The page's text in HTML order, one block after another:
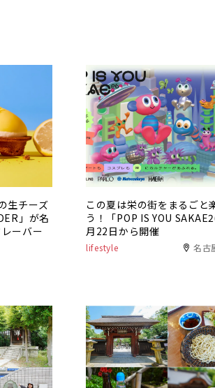
生チーズ
」が名
ーバー
この夏は栄の街をまるごと
う！「POP IS YOU
月22日から開催
lifestyle 名古